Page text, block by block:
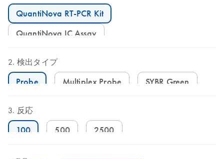
QuantiNova RT-PCR Kit
QuantiNova IC Assay
検出タイプ
Probe Multiplex Probe SYBR Green
反応
100 500 2500